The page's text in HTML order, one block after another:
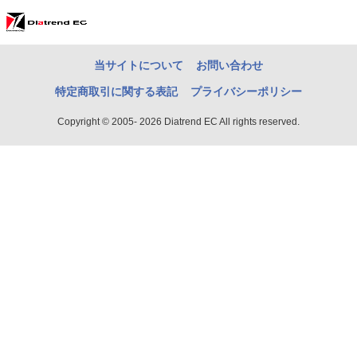
当サイトについて お問い合わせ
特定商取引に関する表記 プライバシーポリシー
Copyright © 2005- 2026 Diatrend EC All rights reserved.